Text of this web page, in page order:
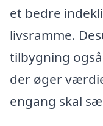
et bedre
livsramme.
tilbygning
der øger
engang skal